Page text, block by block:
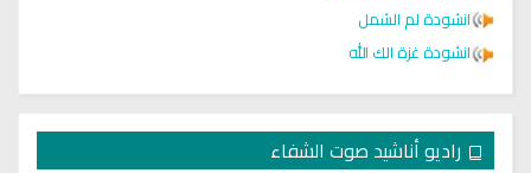
انشودة لم الشمل
انشودة غزة الك الله
راديو أناشيد صوت الشفاء